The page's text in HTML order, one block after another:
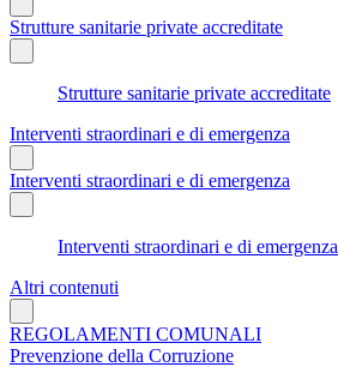
Strutture sanitarie private accreditate
Strutture sanitarie private accreditate
Interventi straordinari e di emergenza
Interventi straordinari e di emergenza
Interventi straordinari e di emergenza
Altri contenuti
REGOLAMENTI COMUNALI
Prevenzione della Corruzione